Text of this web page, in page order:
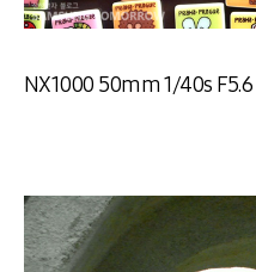
NX1000 50mm 1/40s F5.6